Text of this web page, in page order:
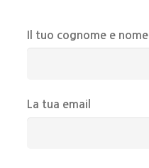
Il tuo cognome e nome
La tua email